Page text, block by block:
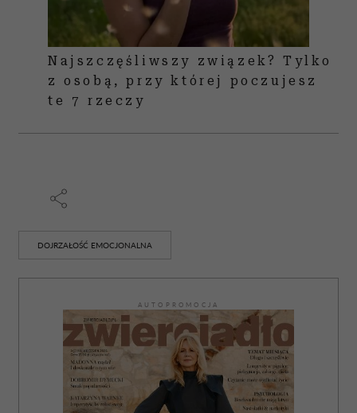
Najszczęśliwszy związek? Tylko
z osobą, przy której poczujesz
te 7 rzeczy
DOJRZAŁOŚĆ EMOCJONALNA
AUTOPROMOCJA